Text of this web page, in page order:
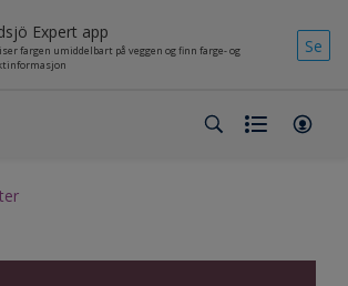
Expert app
fargen umiddelbart på veggen og finn farge- og
Se